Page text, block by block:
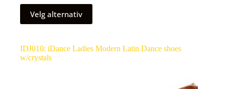
Velg alternativ
IDJ010: iDance Ladies Modern Latin Dance shoes
w/crystals